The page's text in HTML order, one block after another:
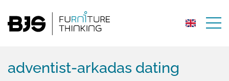
adventist-arkadas dating